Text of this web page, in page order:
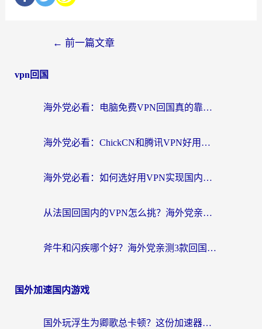
← 前一篇文章
vpn回国
海外党必看：电脑免费VPN回国真的靠谱吗？附实测对比与最优方案指南
海外党必看：ChickCN和腾讯VPN好用吗？3招选对回国加速器，告别地区限制
海外党必看：如何选好用VPN实现国内资源无缝访问？从越南到全球都适用
从法国回国内的VPN怎么挑？海外党亲测：稳定、多端、安全才是关键
斧牛和闪疾哪个好？海外党亲测3款回国加速器，教你选到不踩坑的那一款
国外加速国内游戏
国外玩浮生为卿歌总卡顿？这份加速器选择指南帮你找回丝滑体验